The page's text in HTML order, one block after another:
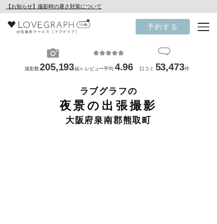
【お知らせ】撮影時の暑さ対策について
予約する
撮影数205,193組 ※ レビュー平均 4.96 口コミ 53,473件
ラブグラフの
夜景の出張撮影
大阪府泉南郡熊取町